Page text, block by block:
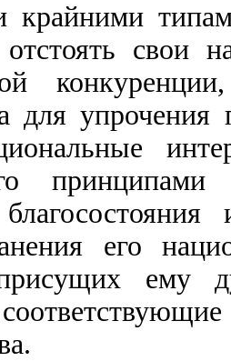
свои
для упрочения
принципами
его
ему